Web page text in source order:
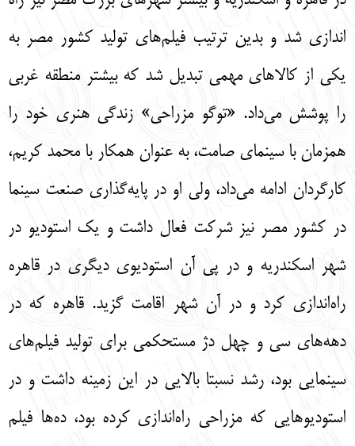
اندازي شد و بدين ترتيب فيلم‌‌هاي توليد كشور مصر به
يكي از كالاهاي مهمي تبديل شد كه بيشتر منطقه غربي
را پوشش مي‌‌داد. «توگو مزراحي» زندگي هنري خود را
همزمان با سينماي صامت، به عنوان همكار با محمد كريم،
كارگردان ادامه مي‌‌داد، ولي او در پايه‌‌گذاري صنعت سينما
در كشور مصر نيز شركت فعال داشت و يك استوديو در
شهر اسكندريه و در پي آن استوديوي ديگري در قاهره
راه‌‌اندازي كرد و در آن شهر اقامت گزيد. قاهره كه در
دهه‌‌هاي سي و چهل دژ مستحكمي براي توليد فيلم‌‌هاي
سينمايي بود، رشد نسبتا بالايي در اين زمينه داشت و در
استوديوهايي كه مزراحي راه‌‌اندازي كرده بود، ده‌‌ها فيلم